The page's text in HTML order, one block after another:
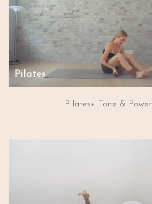
Pilates
Pilates+ Tone & Power